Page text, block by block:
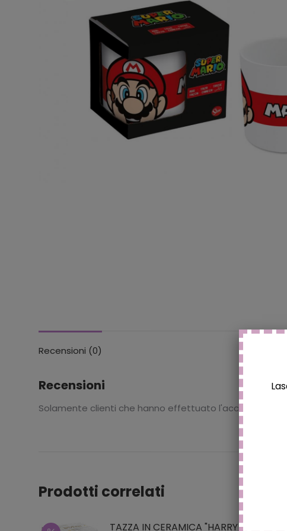
Recensioni (0)
Recensioni
Solamente clienti che hanno effettuato l'accesso ed
Prodotti correlati
TAZZA IN CERAMICA "HARRY